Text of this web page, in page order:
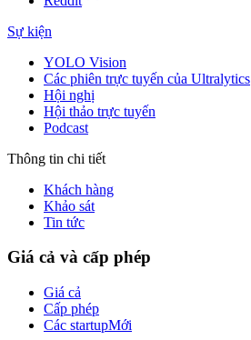
Sự kiện
YOLO Vision
Các phiên trực tuyến của Ultralytics
Hội nghị
Hội thảo trực tuyến
Podcast
Thông tin chi tiết
Khách hàng
Khảo sát
Tin tức
Giá cả và cấp phép
Giá cả
Cấp phép
Các startupMới